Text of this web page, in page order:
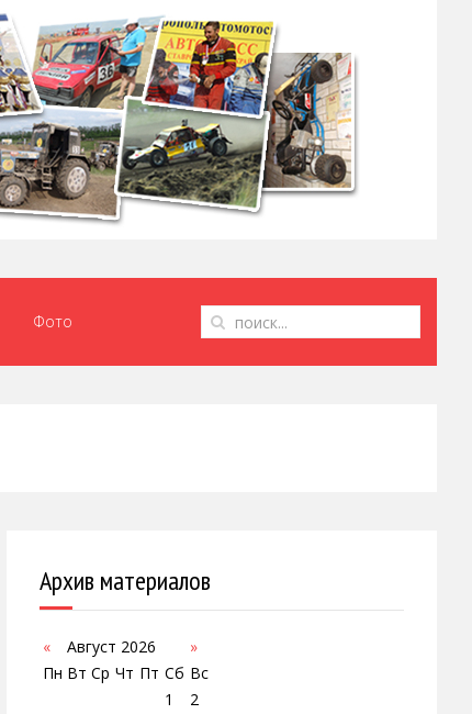
Фото
Архив материалов
« Август 2026
»
Пн Вт Ср Чт Пт Сб Вс
1
2